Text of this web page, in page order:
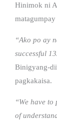
Hinimok ni
“Ako po ay
successful
Binigyang-
pagkakaisa.
“We have
of